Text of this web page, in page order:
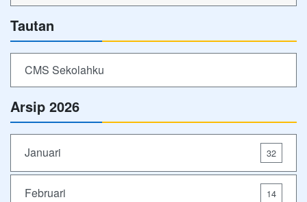
Tautan
CMS Sekolahku
Arsip 2026
Januari 32
Februari 14